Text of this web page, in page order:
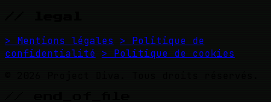
> Mentions légales
> Politique de
confidentialité > Politique de cookies